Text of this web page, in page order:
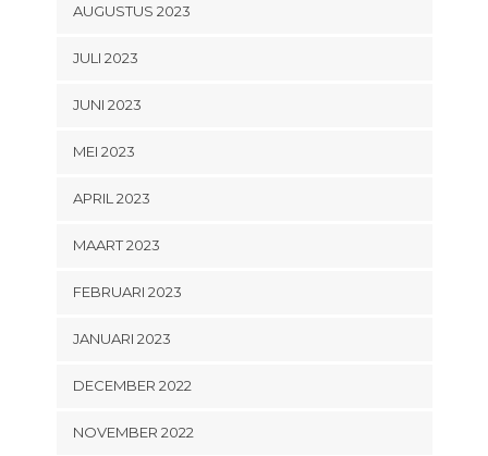
AUGUSTUS 2023
JULI 2023
JUNI 2023
MEI 2023
APRIL 2023
MAART 2023
FEBRUARI 2023
JANUARI 2023
DECEMBER 2022
NOVEMBER 2022